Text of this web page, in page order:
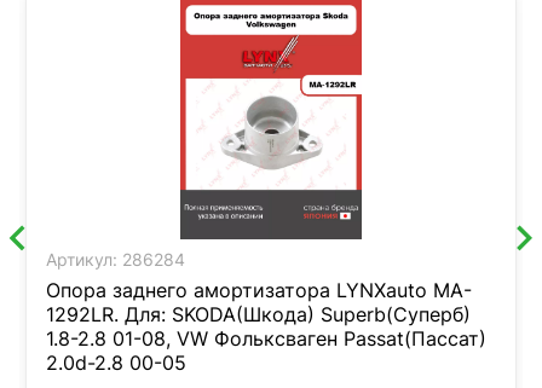
Артикул: 286284
Опора заднего амортизатора LYNXauto MA-
1292LR. Для: SKODA(Шкода) Superb(Суперб)
1.8-2.8 01-08, VW Фольксваген Passat(Пассат)
2.0d-2.8 00-05